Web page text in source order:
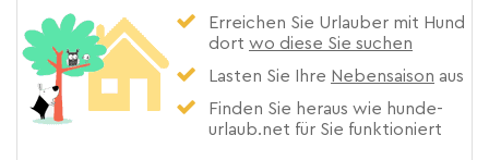
Erreichen Sie Urlauber mit Hund
dort wo diese Sie suchen
Lasten Sie Ihre Nebensaison aus
Finden Sie heraus wie hunde-
urlaub.net für Sie funktioniert